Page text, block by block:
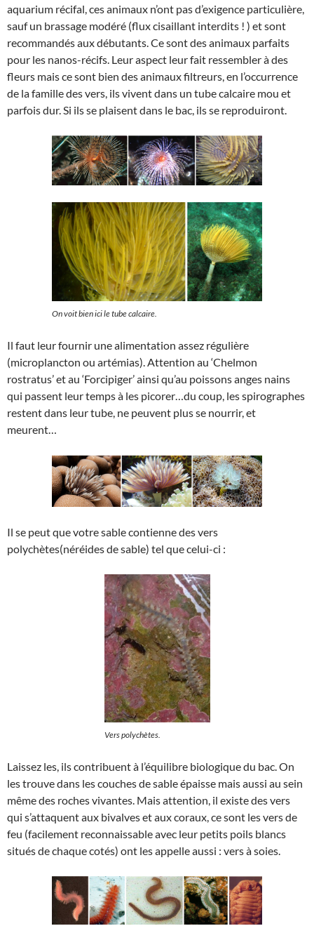
aquarium récifal, ces animaux n’ont pas d’exigence particulière,
sauf un brassage modéré (flux cisaillant interdits ! ) et sont
recommandés aux débutants. Ce sont des animaux parfaits
pour les nanos-récifs. Leur aspect leur fait ressembler à des
fleurs mais ce sont bien des animaux filtreurs, en l’occurrence
de la famille des vers, ils vivent dans un tube calcaire mou et
parfois dur. Si ils se plaisent dans le bac, ils se reproduiront.
On voit bien ici le tube calcaire.
Il faut leur fournir une alimentation assez régulière
(microplancton ou artémias). Attention au ‘Chelmon
rostratus’ et au ‘Forcipiger’ ainsi qu’au poissons anges nains
qui passent leur temps à les picorer…du coup, les spirographes
restent dans leur tube, ne peuvent plus se nourrir, et
meurent…
Il se peut que votre sable contienne des vers
polychètes(néréides de sable) tel que celui-ci :
Vers polychètes.
Laissez les, ils contribuent à l’équilibre biologique du bac. On
les trouve dans les couches de sable épaisse mais aussi au sein
même des roches vivantes. Mais attention, il existe des vers
qui s’attaquent aux bivalves et aux coraux, ce sont les vers de
feu (facilement reconnaissable avec leur petits poils blancs
situés de chaque cotés) ont les appelle aussi : vers à soies.